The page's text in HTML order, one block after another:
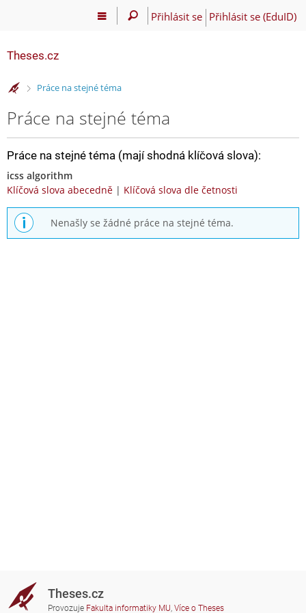
Přihlásit se Přihlásit se (EduID)
Theses.cz
>Práce na stejné téma
Práce na stejné téma
Práce na stejné téma (mají shodná klíčová slova):
icss algorithm
Klíčová slova abecedně | Klíčová slova dle četnosti
Nenašly se žádné práce na stejné téma.
Theses.cz
Provozuje Fakulta informatiky MU, Více o Theses